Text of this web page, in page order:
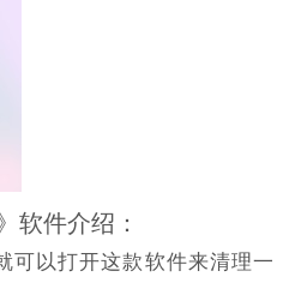
软件介绍：
可以打开这款软件来清理一